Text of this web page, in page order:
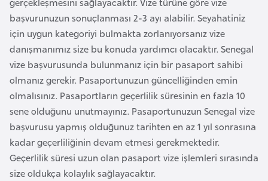
başvurunuzun sonuçlanması 2-3 ayı alabilir. Seyahatiniz
için uygun kategoriyi bulmakta zorlanıyorsanız vize
danışmanımız size bu konuda yardımcı olacaktır. Senegal
vize başvurusunda bulunmanız için bir pasaport sahibi
olmanız gerekir. Pasaportunuzun güncelliğinden emin
olmalısınız. Pasaportların geçerlilik süresinin en fazla 10
sene olduğunu unutmayınız. Pasaportunuzun Senegal vize
başvurusu yapmış olduğunuz tarihten en az 1 yıl sonrasına
kadar geçerliliğinin devam etmesi gerekmektedir.
Geçerlilik süresi uzun olan pasaport vize işlemleri sırasında
size oldukça kolaylık sağlayacaktır.
F
a
s
o
Ç
a
d
Ç
e